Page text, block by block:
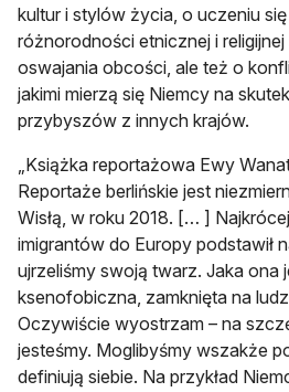
kultur i stylów życia, o uczeniu
różnorodności etnicznej i religijnej
oswajania obcości, ale też o
jakimi mierzą się Niemcy na
przybyszów z innych krajów.
„Książka reportażowa Ewy
Reportaże berlińskie jest
Wisłą, w roku 2018. [… ]
imigrantów do Europy podstawił
ujrzeliśmy swoją twarz. Jaka ona
ksenofobiczna, zamknięta na
Oczywiście wyostrzam – na
jesteśmy. Moglibyśmy wszakże
definiują siebie. Na przykład